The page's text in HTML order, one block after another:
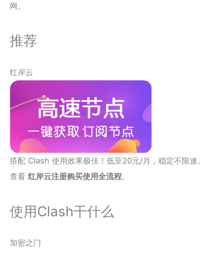
网。
推荐
红岸云
搭配 Clash 使用效果极佳！低至20元/月，稳定不限速。
查看 红岸云注册购买使用全流程。
使用Clash干什么
加密之门